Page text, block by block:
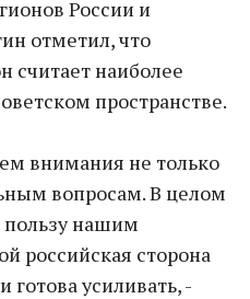
России и
отметил, что
считает наиболее
пространстве.
внимания не только
вопросам. В целом
пользу нашим
российская сторона
готова усиливать, -